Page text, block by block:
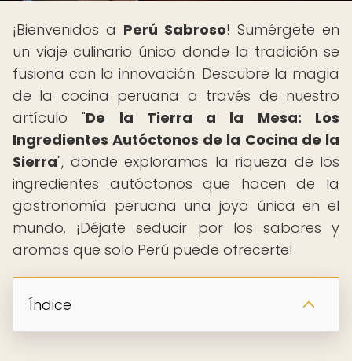
¡Bienvenidos a Perú Sabroso! Sumérgete en
un viaje culinario único donde la tradición se
fusiona con la innovación. Descubre la magia
de la cocina peruana a través de nuestro
artículo "De la Tierra a la Mesa: Los
Ingredientes Autóctonos de la Cocina de la
Sierra", donde exploramos la riqueza de los
ingredientes autóctonos que hacen de la
gastronomía peruana una joya única en el
mundo. ¡Déjate seducir por los sabores y
aromas que solo Perú puede ofrecerte!
Índice